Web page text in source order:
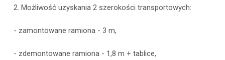
2. Możliwość uzyskania 2 szerokości transportowych:
- zamontowane ramiona - 3 m,
- zdemontowane ramiona - 1,8 m + tablice,